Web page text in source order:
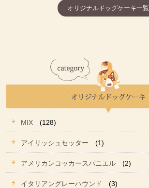
オリジナルドッグケーキ一覧
MIX (128)
アイリッシュセッター (1)
アメリカンコッカースパニエル (2)
イタリアングレーハウンド (3)